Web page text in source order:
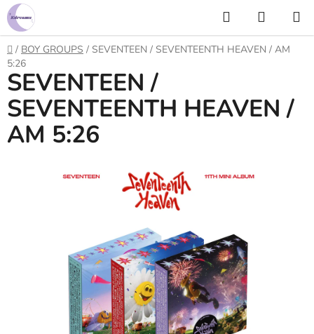
Prejsť
na
obsah
Hľadať
KOŠÍK
Domov
/ BOY GROUPS / SEVENTEEN / SEVENTEENTH HEAVEN / AM
5:26
SEVENTEEN /
SEVENTEENTH HEAVEN /
AM 5:26